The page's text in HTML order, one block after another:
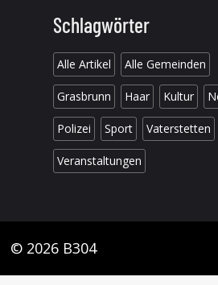
Schlagwörter
Alle Artikel Alle Gemeinden
Grasbrunn Haar Kultur
Polizei Sport Vaterstetten
Veranstaltungen
© 2026 B304